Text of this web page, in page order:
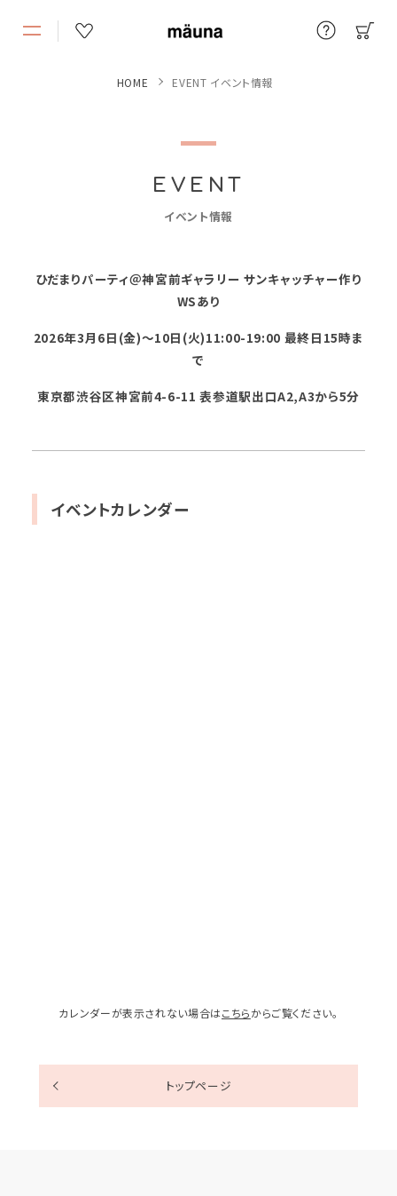
HOME EVENT イベント情報
EVENT
イベント情報
ひだまりパーティ＠神宮前ギャラリー サンキャッチャー作り
WSあり
2026年3月6日(金)～10日(火)11:00-19:00 最終日15時ま
で
東京都渋谷区神宮前4-6-11 表参道駅出口A2,A3から5分
イベントカレンダー
カレンダーが表示されない場合はこちらからご覧ください。
トップページ